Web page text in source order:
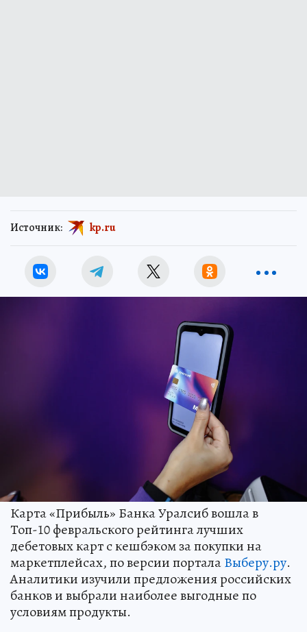
Источник: kp.ru
Карта «Прибыль» Банка Уралсиб вошла в
Топ-10 февральского рейтинга лучших
дебетовых карт с кешбэком за покупки на
маркетплейсах, по версии порталаВыберу.ру.
Аналитики изучили предложения российских
банков и выбрали наиболее выгодные по
условиям продукты.